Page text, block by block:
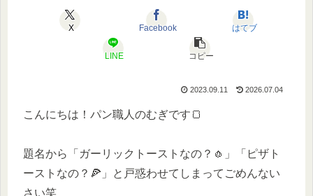
X Facebook はてブ
LINE コピー
2023.09.11 2026.07.04
こんにちは！パン職人のむぎです🍞
題名から「ガーリックトーストなの？🧄」「ピザト
ーストなの？🍕」と戸惑わせてしまってごめんない
さい笑